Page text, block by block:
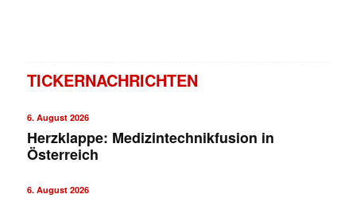
TICKERNACHRICHTEN
6. August 2026
Herzklappe: Medizintechnikfusion in
Österreich
6. August 2026